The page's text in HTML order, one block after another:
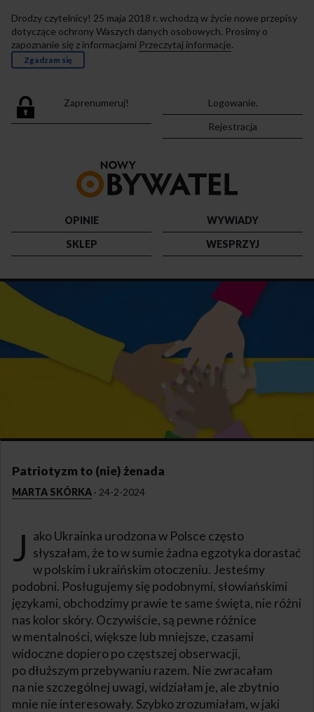
Drodzy czytelnicy! 25 maja 2018 r. wchodzą w życie nowe przepisy
dotyczące ochrony Waszych danych osobowych. Prosimy o
zapoznanie się z informacjami Przeczytaj informacje.
Zgadzam się
Zaprenumeruj!
Logowanie.
Rejestracja
strony
OPINIE
WYWIADY
SKLEP
WESPRZYJ
Patriotyzm to (nie) żenada
MARTA SKÓRKA · 24-2-2024
J ako Ukrainka urodzona w Polsce często
słyszałam, że to w sumie żadna egzotyka dorastać
w polskim i ukraińskim otoczeniu. Jesteśmy
podobni. Posługujemy się podobnymi, słowiańskimi
językami, obchodzimy prawie te same święta, nie różni
nas kolor skóry. Oczywiście, są pewne różnice
w mentalności, większe lub mniejsze, czasami
widoczne dopiero po częstszej obserwacji,
po dłuższym przebywaniu razem. Nie zwracałam
na nie szczególnej uwagi, widziałam je, ale zbytnio
mnie nie interesowały. Szybko zrozumiałam, w jaki